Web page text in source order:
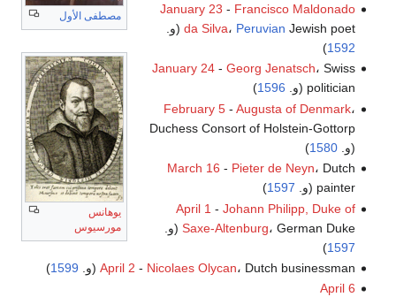
مصطفى الأول
يوهانس
مورسيوس
January 23 - Francisco Maldonado
da Silva، Peruvian Jewish poet (و.
1592
)
January 24- Georg Jenatsch، Swiss
politician (و.
1596
)
February 5- Augusta of Denmark،
Duchess Consort of Holstein-Gottorp
(و.1580
)
March 16 - Pieter de Neyn، Dutch
painter (و.
1597
)
April 1 - Johann Philipp, Duke of
Saxe-Altenburg، German Duke (و.
1597
)
April 2 - Nicolaes Olycan، Dutch businessman (و. 1599
)
April 6